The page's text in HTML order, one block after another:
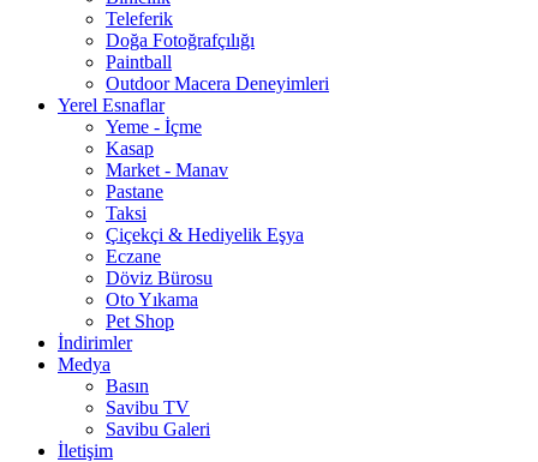
Teleferik
Doğa Fotoğrafçılığı
Paintball
Outdoor Macera Deneyimleri
Yerel Esnaflar
Yeme - İçme
Kasap
Market - Manav
Pastane
Taksi
Çiçekçi & Hediyelik Eşya
Eczane
Döviz Bürosu
Oto Yıkama
Pet Shop
İndirimler
Medya
Basın
Savibu TV
Savibu Galeri
İletişim